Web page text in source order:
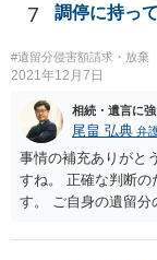
す。 公開相談の場
7 調停に持っ
#遺留分侵害額請求・放棄
2021年12月7日
相続・遺言に
尾畠 弘典 弁
事情の補充ありがと
すね。 正確な判断の
す。 ご自身の遺留分
相談されるのが良い